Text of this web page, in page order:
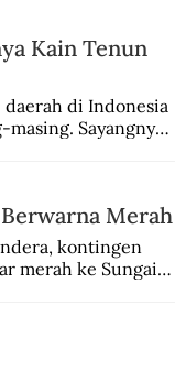
Kain Tenun
di Indonesia
Sayangnya,
Merah
kontingen
merah ke Sungai